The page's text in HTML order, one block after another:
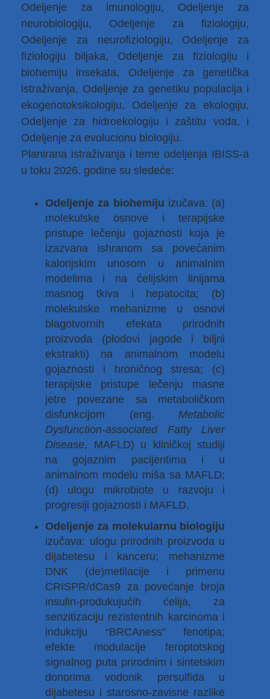
Odeljenje za imunologiju, Odeljenje za
neurobiologiju, Odeljenje za fiziologiju,
Odeljenje za neurofiziologiju, Odeljenje za
fiziologiju biljaka, Odeljenje za fiziologiju i
biohemiju insekata, Odeljenje za genetička
istraživanja, Odeljenje za genetiku populacija i
ekogenotoksikologiju, Odeljenje za ekologiju,
Odeljenje za hidroekologiju i zaštitu voda, i
Odeljenje za evolucionu biologiju.
Planirana istraživanja i teme odeljenja IBISS-a
u toku 2026. godine su sledeće:
Odeljenje za biohemiju izučava: (a)
molekulske osnove i terapijske
pristupe lečenju gojaznosti koja je
izazvana ishranom sa povećanim
kalorijskim unosom u animalnim
modelima i na ćelijskim linijama
masnog tkiva i hepatocita; (b)
molekulske mehanizme u osnovi
blagotvornih efekata prirodnih
proizvoda (plodovi jagode i biljni
ekstrakti) na animalnom modelu
gojaznosti i hroničnog stresa; (c)
terapijske pristupe lečenju masne
jetre povezane sa metaboličkom
disfunkcijom (eng. Metabolic
Dysfunction-associated Fatty Liver
Disease, MAFLD) u kliničkoj studiji
na gojaznim pacijentima i u
animalnom modelu miša sa MAFLD;
(d) ulogu mikrobiote u razvoju i
progresiji gojaznosti i MAFLD.
Odeljenje za molekularnu biologiju
izučava: ulogu prirodnih proizvoda u
dijabetesu i kanceru; mehanizme
DNK (de)metilacije i primenu
CRISPR/dCas9 za povećanje broja
insulin-produkujućih ćelija, za
senzitizaciju rezistentnih karcinoma i
indukciju “BRCAness” fenotipa;
efekte modulacije feroptotskog
signalnog puta prirodnim i sintetskim
donorima vodonik persulfida u
dijabetesu i starosno-zavisne razlike